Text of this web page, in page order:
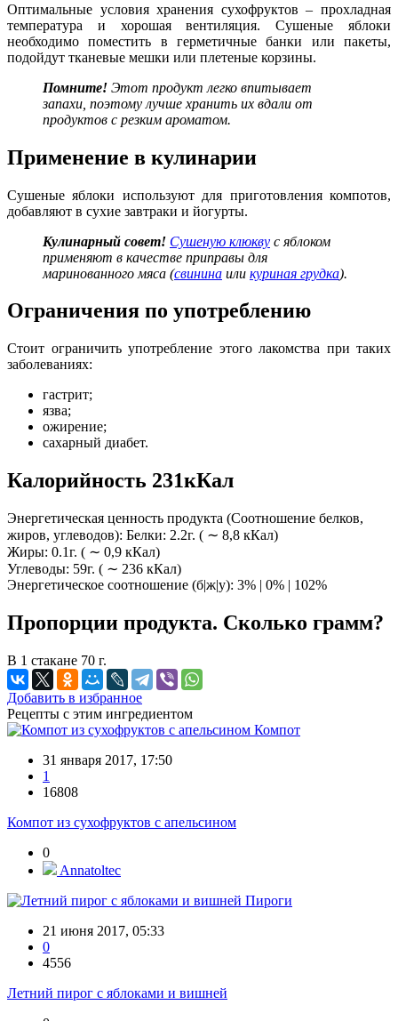
Оптимальные условия хранения сухофруктов – прохладная
температура и хорошая вентиляция. Сушеные яблоки
необходимо поместить в герметичные банки или пакеты,
подойдут тканевые мешки или плетеные корзины.
Помните! Этот продукт легко впитывает
запахи, поэтому лучше хранить их вдали от
продуктов с резким ароматом.
Применение в кулинарии
Сушеные яблоки используют для приготовления компотов,
добавляют в сухие завтраки и йогурты.
Кулинарный совет! Сушеную клюкву с яблоком
применяют в качестве приправы для
маринованного мяса (свинина или куриная грудка).
Ограничения по употреблению
Стоит ограничить употребление этого лакомства при таких
заболеваниях:
гастрит;
язва;
ожирение;
сахарный диабет.
Калорийность 231кКал
Энергетическая ценность продукта (Соотношение белков,
жиров, углеводов): Белки: 2.2г. ( ∼ 8,8 кКал)
Жиры: 0.1г. ( ∼ 0,9 кКал)
Углеводы: 59г. ( ∼ 236 кКал)
Энергетическое соотношение (б|ж|у): 3% | 0% | 102%
Пропорции продукта. Сколько грамм?
В 1 стакане 70 г.
Добавить в избранное
Рецепты с этим ингредиентом
Компот
31 января 2017, 17:50
1
16808
Компот из сухофруктов с апельсином
0
Annatoltec
Пироги
21 июня 2017, 05:33
0
4556
Летний пирог с яблоками и вишней